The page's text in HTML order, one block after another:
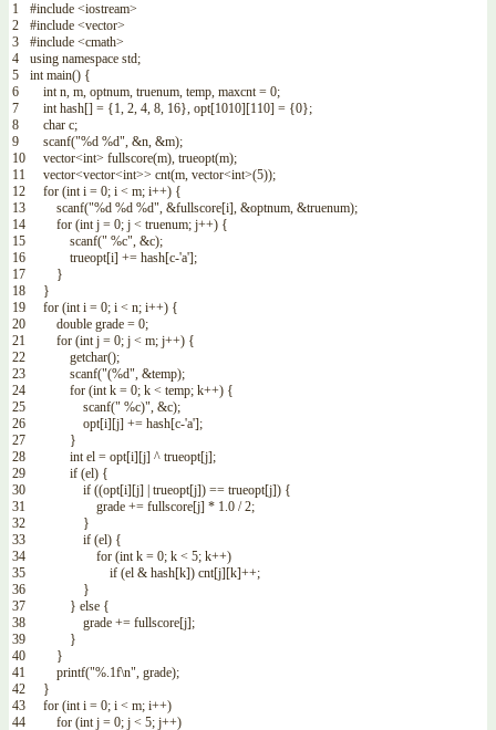
1
2
3
4
5
6
7
8
9
10
11
12
13
14
15
16
17
18
19
20
21
22
23
24
25
26
27
28
29
30
31
32
33
34
35
36
37
38
39
40
41
42
43
44
#include <iostream>
#include <vector>
#include <cmath>
using namespace std;
int main() {
int n, m, optnum, truenum, temp, maxcnt = 0;
int hash[] = {1, 2, 4, 8, 16}, opt[1010][110] = {0};
char c;
scanf("%d %d", &n, &m);
vector<int> fullscore(m), trueopt(m);
vector<vector<int>> cnt(m, vector<int>(5));
for (int i = 0; i < m; i++) {
scanf("%d %d %d", &fullscore[i], &optnum, &truenum);
for (int j = 0; j < truenum; j++) {
scanf(" %c", &c);
trueopt[i] += hash[c-'a'];
}
}
for (int i = 0; i < n; i++) {
double grade = 0;
for (int j = 0; j < m; j++) {
getchar();
scanf("(%d", &temp);
for (int k = 0; k < temp; k++) {
scanf(" %c)", &c);
opt[i][j] += hash[c-'a'];
}
int el = opt[i][j] ^ trueopt[j];
if (el) {
if ((opt[i][j] trueopt[j]) == trueopt[j]) {
grade += fullscore[j] * 1.0 / 2;
}
if (el) {
for (int k = 0; k < 5; k++)
if (el & hash[k]) cnt[j][k]++;
}
} else {
grade += fullscore[j];
}
}
printf("%.1f\n", grade);
}
for (int i = 0; i < m; i++)
for (int j = 0; j < 5; j++)